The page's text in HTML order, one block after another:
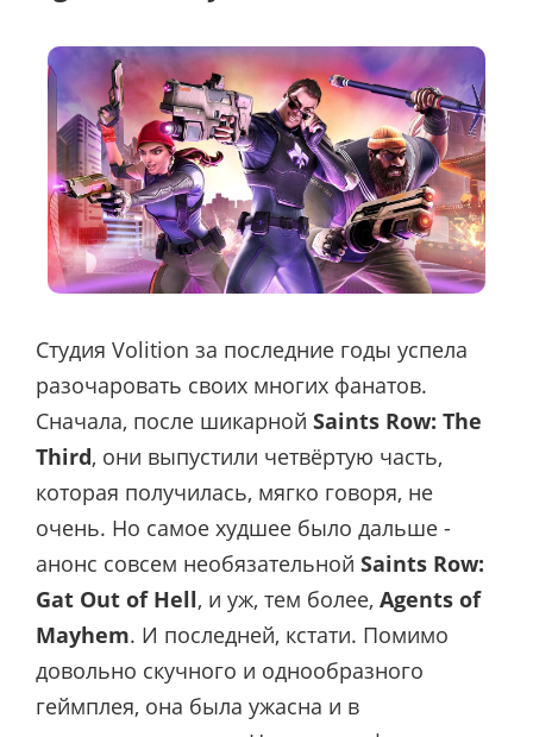
Студия Volition за последние годы успела
разочаровать своих многих фанатов.
Сначала, после шикарной Saints Row: The
Third, они выпустили четвёртую часть,
которая получилась, мягко говоря, не
очень. Но самое худшее было дальше -
анонс совсем необязательной Saints Row:
Gat Out of Hell, и уж, тем более, Agents of
Mayhem. И последней, кстати. Помимо
довольно скучного и однообразного
геймплея, она была ужасна и в